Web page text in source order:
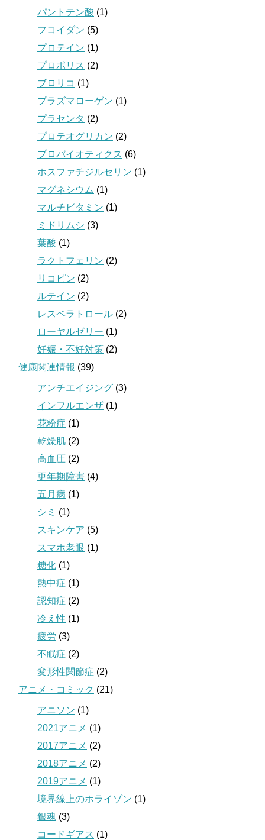
パントテン酸 (1)
フコイダン (5)
プロテイン (1)
プロポリス (2)
ブロリコ (1)
プラズマローゲン (1)
プラセンタ (2)
プロテオグリカン (2)
プロバイオティクス (6)
ホスファチジルセリン (1)
マグネシウム (1)
マルチビタミン (1)
ミドリムシ (3)
葉酸 (1)
ラクトフェリン (2)
リコピン (2)
ルテイン (2)
レスベラトロール (2)
ローヤルゼリー (1)
妊娠・不妊対策 (2)
健康関連情報 (39)
アンチエイジング (3)
インフルエンザ (1)
花粉症 (1)
乾燥肌 (2)
高血圧 (2)
更年期障害 (4)
五月病 (1)
シミ (1)
スキンケア (5)
スマホ老眼 (1)
糖化 (1)
熱中症 (1)
認知症 (2)
冷え性 (1)
疲労 (3)
不眠症 (2)
変形性関節症 (2)
アニメ・コミック (21)
アニソン (1)
2021アニメ (1)
2017アニメ (2)
2018アニメ (2)
2019アニメ (1)
境界線上のホライゾン (1)
銀魂 (3)
コードギアス (1)